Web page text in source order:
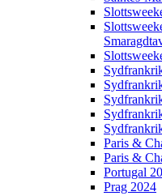
Paris &
Paris &
Portugal
Prag 2024